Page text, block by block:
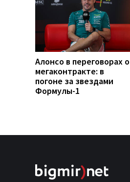
Алонсо в переговорах о
мегаконтракте: в
погоне за звездами
Формулы-1